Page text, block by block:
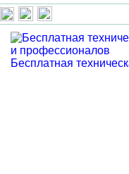
Бесплатная